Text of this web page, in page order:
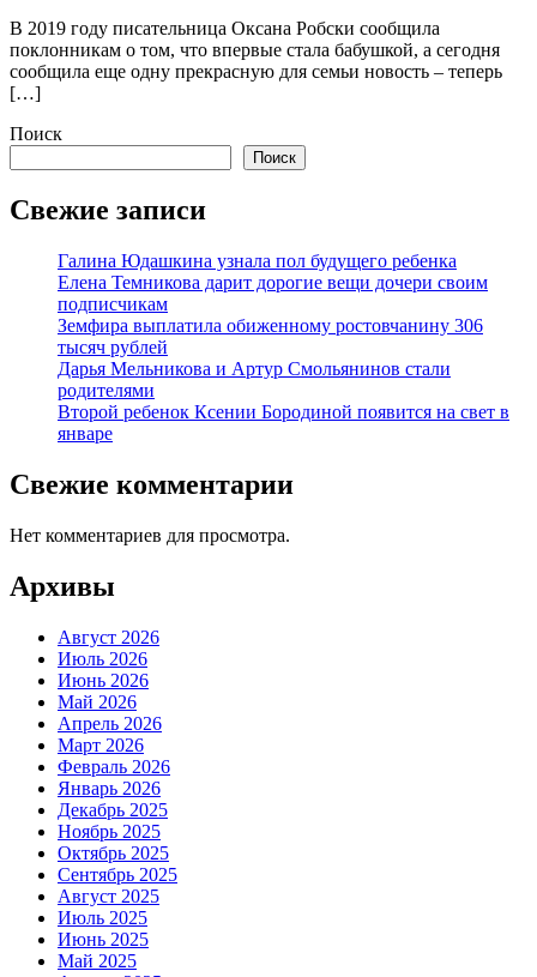
В 2019 году писательница Оксана Робски сообщила
поклонникам о том, что впервые стала бабушкой, а сегодня
сообщила еще одну прекрасную для семьи новость – теперь
[…]
Поиск
Поиск
Свежие записи
Галина Юдашкина узнала пол будущего ребенка
Елена Темникова дарит дорогие вещи дочери своим
подписчикам
Земфира выплатила обиженному ростовчанину 306
тысяч рублей
Дарья Мельникова и Артур Смольянинов стали
родителями
Второй ребенок Ксении Бородиной появится на свет в
январе
Свежие комментарии
Нет комментариев для просмотра.
Архивы
Август 2026
Июль 2026
Июнь 2026
Май 2026
Апрель 2026
Март 2026
Февраль 2026
Январь 2026
Декабрь 2025
Ноябрь 2025
Октябрь 2025
Сентябрь 2025
Август 2025
Июль 2025
Июнь 2025
Май 2025